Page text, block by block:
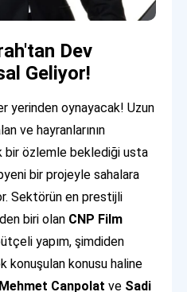
Dev
Geliyor!
yerinden oynayacak! Uzun
ve hayranlarının
bir özlemle beklediği usta
bir projeyle sahalara
Sektörün en prestijli
biri olan CNP Film
yapım, şimdiden
konuşulan konusu haline
Mehmet Canpolat ve Sadi